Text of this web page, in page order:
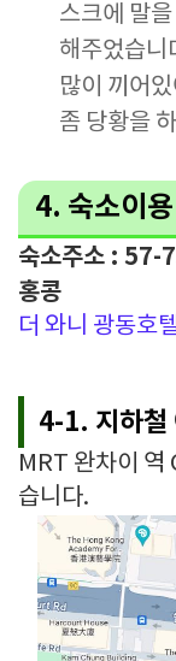
스크에 말
해주었습니
많이 끼어
좀 당황을
4. 숙소이
숙소주소 :
홍콩
더 와니 광동호
4-1. 지하철
MRT 완차이 역
습니다.